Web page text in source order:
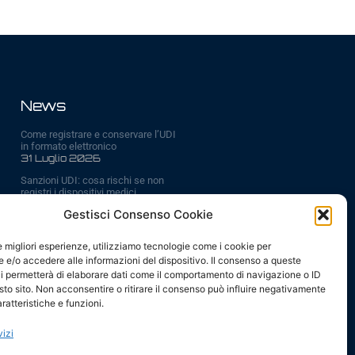
Gestisci Consenso Cookie
migliori esperienze, utilizziamo tecnologie come i cookie per
e/o accedere alle informazioni del dispositivo. Il consenso a queste
permetterà di elaborare dati come il comportamento di navigazione o ID
sito. Non acconsentire o ritirare il consenso può influire negativamente
e funzioni.
News
Come registrare e conservare l’UDI
in formato elettronico
31 Luglio 2026
Sanzioni UDI: cosa rischi se non
registri i dispositivi medici
29 Giugno 2026
AI – modelli piccoli, in locale, per il
business
24 Giugno 2026